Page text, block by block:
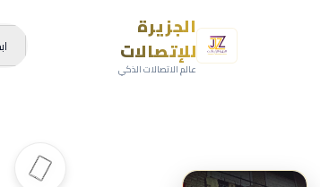
الجزيرة
للإتصالات
عالم الاتصالات الذكي